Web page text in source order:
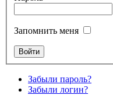
Запомнить меня
Забыли пароль?
Забыли логин?